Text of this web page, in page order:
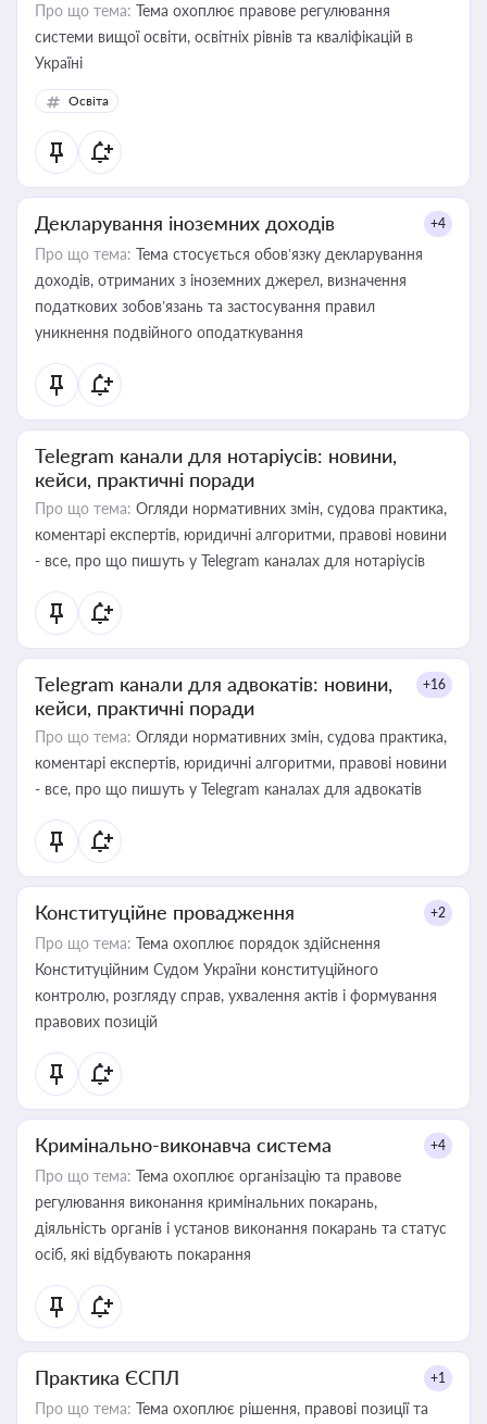
Про що тема: Тема охоплює правове регулювання
системи вищої освіти, освітніх рівнів та кваліфікацій в
Україні
Освіта
Декларування іноземних доходів +4
Про що тема: Тема стосується обов’язку декларування
доходів, отриманих з іноземних джерел, визначення
податкових зобов’язань та застосування правил
уникнення подвійного оподаткування
Telegram канали для нотаріусів: новини,
кейси, практичні поради
Про що тема: Огляди нормативних змін, судова практика,
коментарі експертів, юридичні алгоритми, правові новини
- все, про що пишуть у Telegram каналах для нотаріусів
Telegram канали для адвокатів: новини,
кейси, практичні поради
+16
Про що тема: Огляди нормативних змін, судова практика,
коментарі експертів, юридичні алгоритми, правові новини
- все, про що пишуть у Telegram каналах для адвокатів
Конституційне провадження +2
Про що тема: Тема охоплює порядок здійснення
Конституційним Судом України конституційного
контролю, розгляду справ, ухвалення актів і формування
правових позицій
Кримінально-виконавча система +4
Про що тема: Тема охоплює організацію та правове
регулювання виконання кримінальних покарань,
діяльність органів і установ виконання покарань та статус
осіб, які відбувають покарання
Практика ЄСПЛ +1
Про що тема: Тема охоплює рішення, правові позиції та